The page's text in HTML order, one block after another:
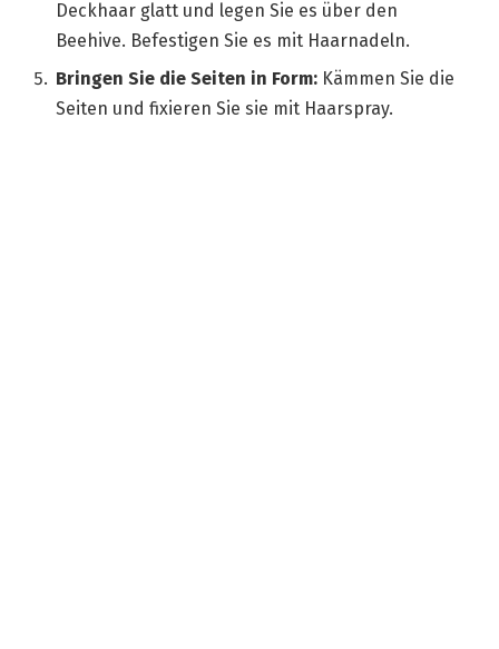
Deckhaar glatt und legen Sie es über den
Beehive. Befestigen Sie es mit Haarnadeln.
Bringen Sie die Seiten in Form: Kämmen Sie die
Seiten und fixieren Sie sie mit Haarspray.